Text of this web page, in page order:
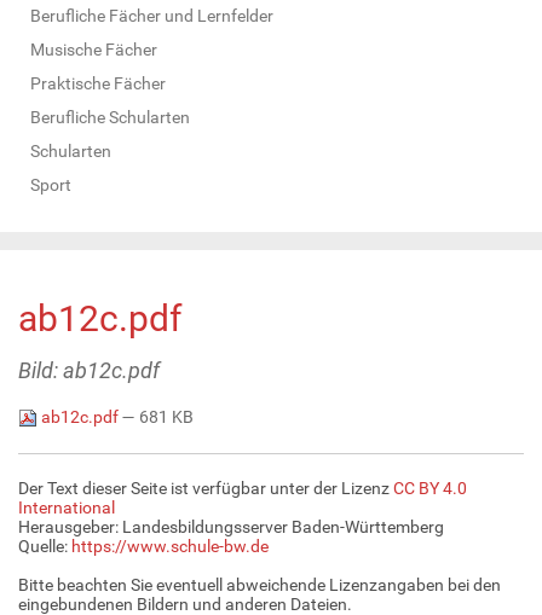
Berufliche Fächer und Lernfelder
Musische Fächer
Praktische Fächer
Berufliche Schularten
Schularten
Sport
ab12c.pdf
Bild: ab12c.pdf
ab12c.pdf— 681 KB
Der Text dieser Seite ist verfügbar unter der LizenzCC BY 4.0
International
Herausgeber: Landesbildungsserver Baden-Württemberg
Quelle: https://www.schule-bw.de
Bitte beachten Sie eventuell abweichende Lizenzangaben bei den
eingebundenen Bildern und anderen Dateien.